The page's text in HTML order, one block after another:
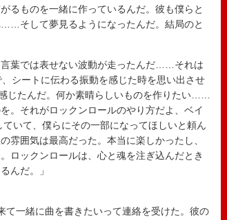
るものを一緒に作っているんだ。彼も僕らと
そして夢見るようになったんだ。結局のと
言葉では表せない波動が走ったんだ……それは
シートに伝わる振動を感じた時を思い出させ
じたんだ。何か素晴らしいものを作りたい……
。それがロックンロールのやり方だよ、ベイ
いて、僕らにその一部になってほしいと頼ん
囲気は最高だった。本当に楽しかったし、
ロックンロールは、心と魂を注ぎ込んだとき
んだ。」
て一緒に曲を書きたいって連絡を受けた。彼の